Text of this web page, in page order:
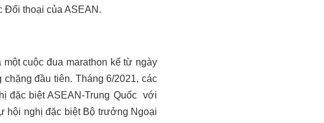
Đối thoại của ASEAN.
cuộc đua marathon kể từ ngày
đầu tiên. Tháng 6/2021, các
đặc biệt ASEAN-Trung Quốc
với
hội nghị đặc biệt Bộ trưởng Ngoại